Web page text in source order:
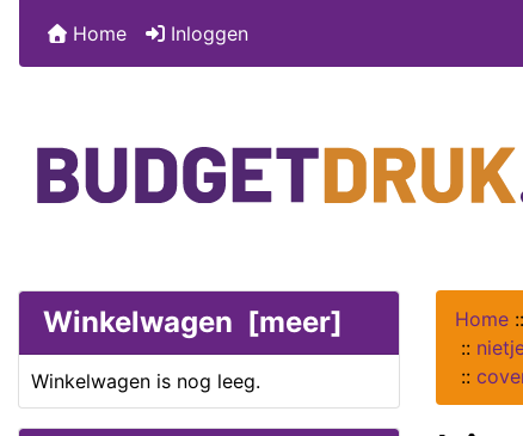
Home Inloggen
Winkelwagen [meer]
Winkelwagen is nog leeg.
Home ::
::
::